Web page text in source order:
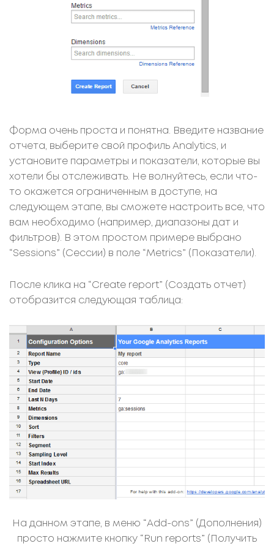
Форма очень проста и понятна. Введите название
отчета, выберите свой профиль Analytics, и
установите параметры и показатели, которые вы
хотели бы отслеживать. Не волнуйтесь, если что-
то окажется ограниченным в доступе, на
следующем этапе, вы сможете настроить все, что
вам необходимо (например, диапазоны дат и
фильтров). В этом простом примере выбрано
“Sessions” (Сессии) в поле “Metrics” (Показатели).
После клика на “Create report” (Создать отчет)
отобразится следующая таблица:
На данном этапе, в меню “Add-ons” (Дополнения)
просто нажмите кнопку “Run reports” (Получить